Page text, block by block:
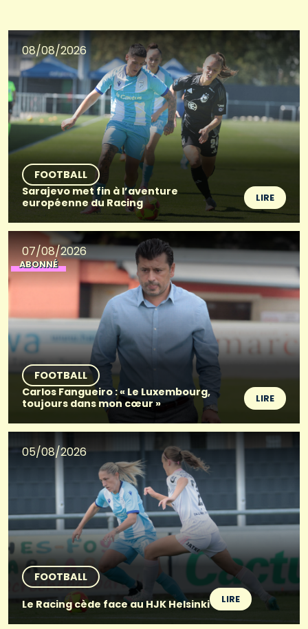
08/08/2026
FOOTBALL
Sarajevo met fin à l’aventure
européenne du Racing
LIRE
07/08/2026
ABONNÉ
FOOTBALL
Carlos Fangueiro : « Le Luxembourg,
toujours dans mon cœur »
LIRE
05/08/2026
FOOTBALL
Le Racing cède face au HJK Helsinki
LIRE